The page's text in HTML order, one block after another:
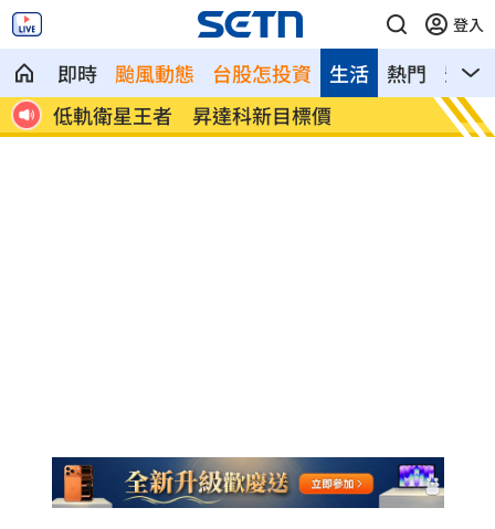
登入
即時 颱風動態 台股怎投資 熱門 影音
生活
泰校園槍擊9死！倖存生傳訊母：別打給我
鄭麗
慶